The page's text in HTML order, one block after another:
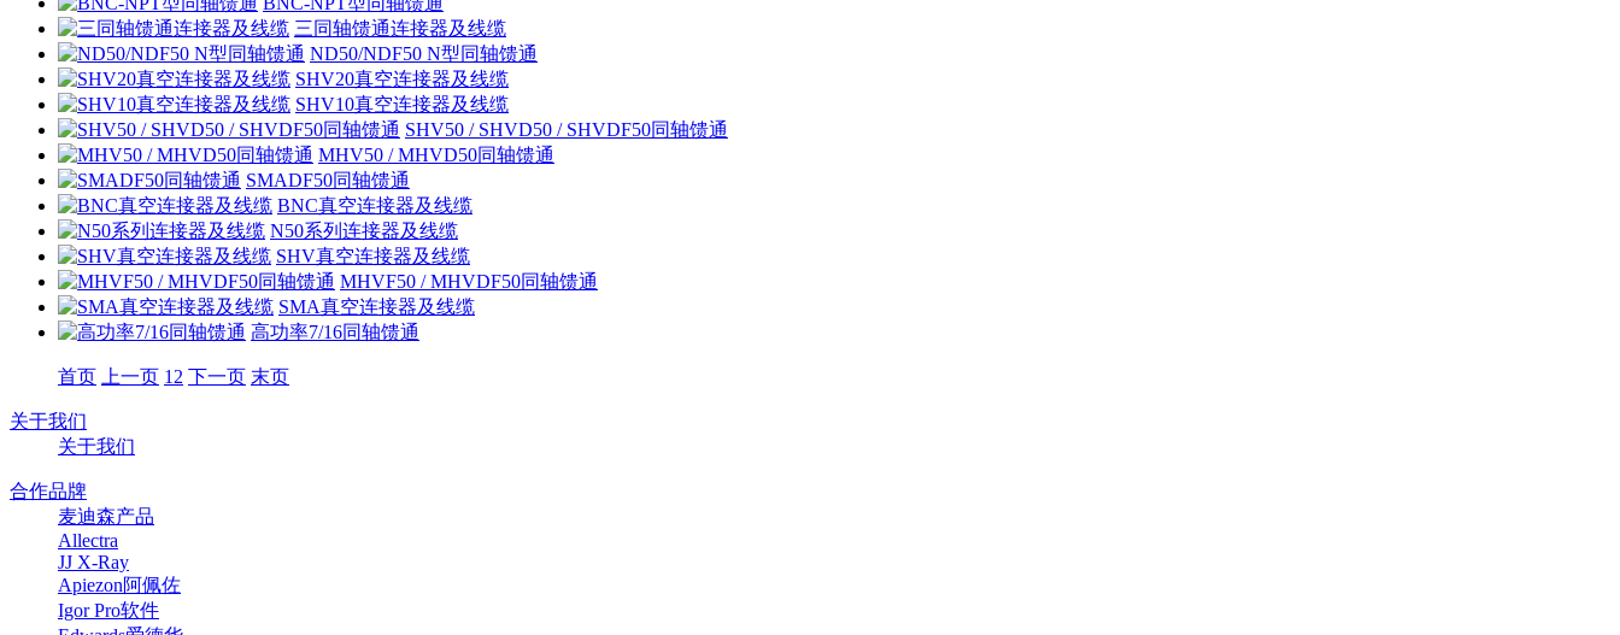
三同轴馈通连接器及线缆
ND50/NDF50 N型同轴馈通
SHV20真空连接器及线缆
SHV10真空连接器及线缆
SHV50 / SHVD50 / SHVDF50同轴馈通
MHV50 / MHVD50同轴馈通
SMADF50同轴馈通
BNC真空连接器及线缆
N50系列连接器及线缆
SHV真空连接器及线缆
MHVF50 / MHVDF50同轴馈通
SMA真空连接器及线缆
高功率7/16同轴馈通
首页 上一页 1 2 下一页 末页
关于我们
关于我们
合作品牌
麦迪森产品
Allectra
JJ X-Ray
Apiezon阿佩佐
Igor Pro软件